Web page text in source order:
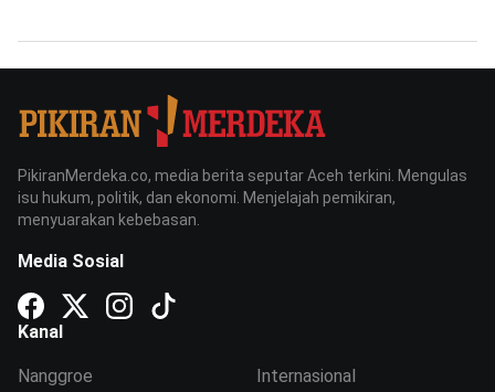
PikiranMerdeka.co, media berita seputar Aceh terkini. Mengulas
isu hukum, politik, dan ekonomi. Menjelajah pemikiran,
menyuarakan kebebasan.
Media Sosial
Kanal
Nanggroe
Internasional